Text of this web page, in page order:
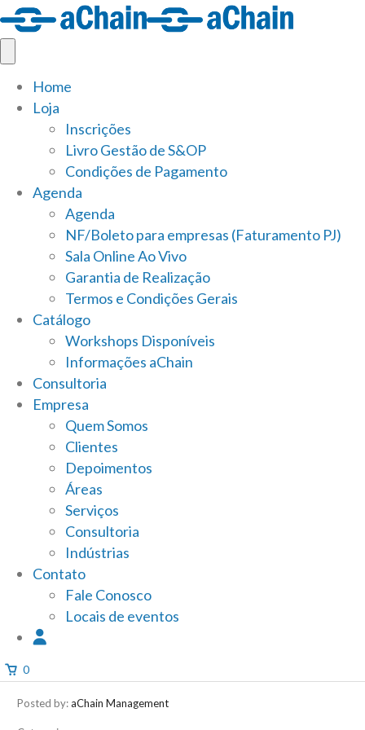
Home
Loja
Inscrições
Livro Gestão de S&OP
Condições de Pagamento
Agenda
Agenda
NF/Boleto para empresas (Faturamento PJ)
Sala Online Ao Vivo
Garantia de Realização
Termos e Condições Gerais
Catálogo
Workshops Disponíveis
Informações aChain
Consultoria
Empresa
Quem Somos
Clientes
Depoimentos
Áreas
Serviços
Consultoria
Indústrias
Contato
Fale Conosco
Locais de eventos
0
Posted by:aChain Management